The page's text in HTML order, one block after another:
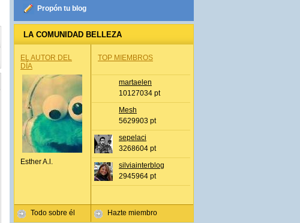
Propón tu blog
LA COMUNIDAD BELLEZA
EL AUTOR DEL
DÍA
Esther A.l.
Todo sobre él
TOP MIEMBROS
martaelen
10127034 pt
Mesh
5629903 pt
sepelaci
3268604 pt
silviainterblog
2945964 pt
Hazte miembro